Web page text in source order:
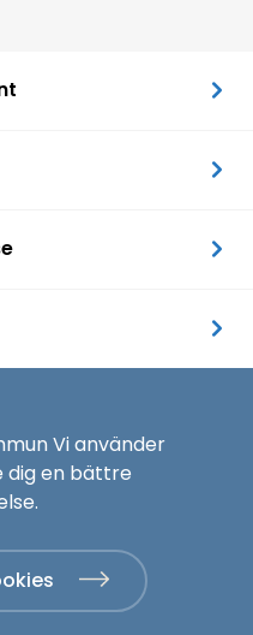
Vi använder
dig en bättre